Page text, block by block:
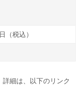
税込）
細は、以下のリンク